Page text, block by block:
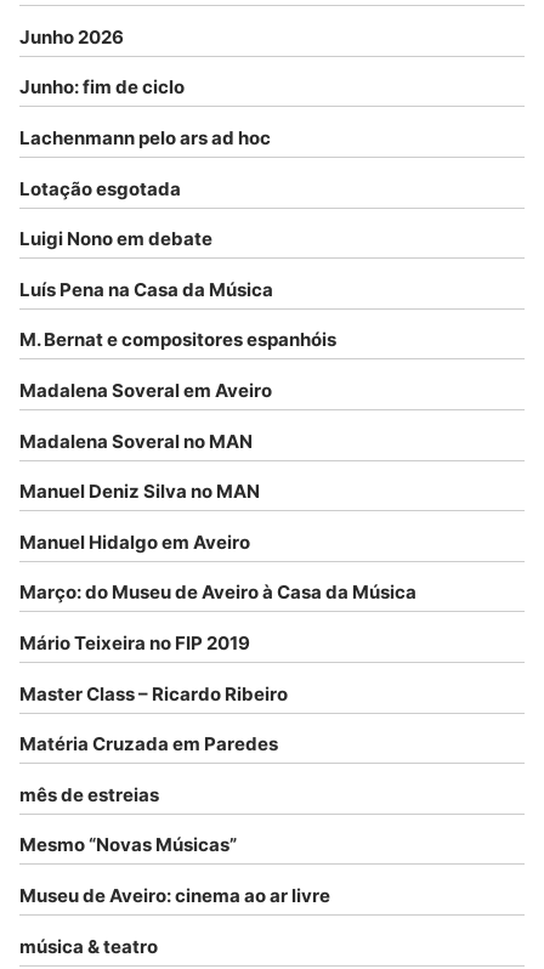
Junho 2026
Junho: fim de ciclo
Lachenmann pelo ars ad hoc
Lotação esgotada
Luigi Nono em debate
Luís Pena na Casa da Música
M. Bernat e compositores espanhóis
Madalena Soveral em Aveiro
Madalena Soveral no MAN
Manuel Deniz Silva no MAN
Manuel Hidalgo em Aveiro
Março: do Museu de Aveiro à Casa da Música
Mário Teixeira no FIP 2019
Master Class – Ricardo Ribeiro
Matéria Cruzada em Paredes
mês de estreias
Mesmo “Novas Músicas”
Museu de Aveiro: cinema ao ar livre
música & teatro